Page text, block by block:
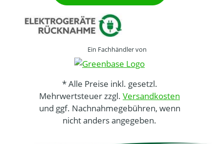
Ein Fachhändler von
* Alle Preise inkl. gesetzl.
Mehrwertsteuer zzgl. Versandkosten
und ggf. Nachnahmegebühren, wenn
nicht anders angegeben.